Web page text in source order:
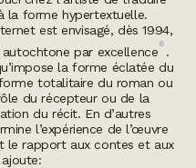
la forme hypertextuelle.
est envisagé, dès 1994,
par excellence
6
.
la forme éclatée du
totalitaire du roman ou
du récepteur ou de la
du récit. En d’autres
l’expérience de l’œuvre
le rapport aux contes et aux